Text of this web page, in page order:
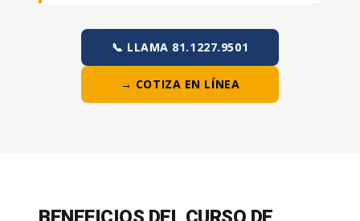
📞 LLAMA 81.1227.9501
→ COTIZA EN LÍNEA